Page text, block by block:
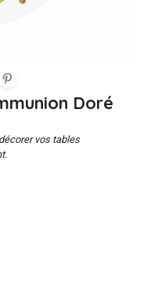
Doré
vos tables